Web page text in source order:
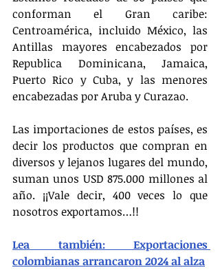
conforman el Gran caribe:
Centroamérica, incluido México, las
Antillas mayores encabezados por
Republica Dominicana, Jamaica,
Puerto Rico y Cuba, y las menores
encabezadas por Aruba y Curazao.
Las importaciones de estos países, es
decir los productos que compran en
diversos y lejanos lugares del mundo,
suman unos USD 875.000 millones al
año. ¡¡Vale decir, 400 veces lo que
nosotros exportamos…!!
Lea también: Exportaciones
colombianas arrancaron 2024 al alza